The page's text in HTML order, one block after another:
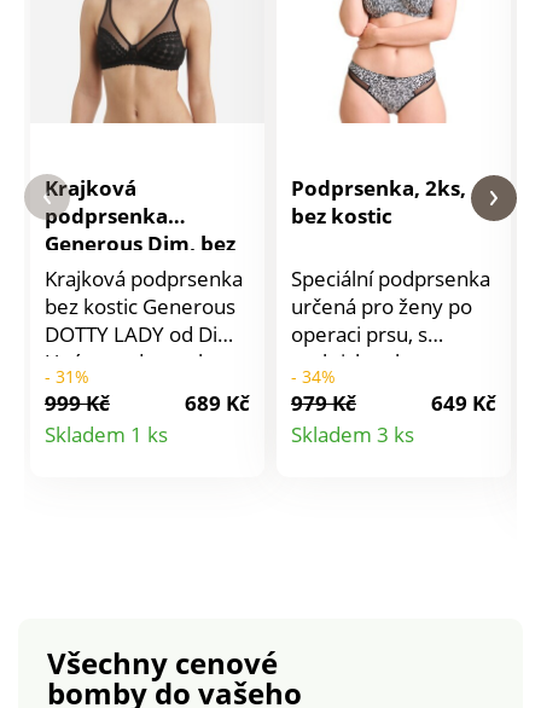
Krajková
podprsenka
Generous Dim, bez
kostic
Krajková podprsenka
bez kostic Generous
DOTTY LADY od Dim.
U této podprsenky
Generous od Dim
jsme si zamilovali
ultra smyslný
naprostou volností.
Tylové horní košíčky a
- 31%
999 Kč
689 Kč
Skladem 1 ks
Detail
Podprsenka, 2ks,
bez kostic
Speciální podprsenka
určená pro ženy po
operaci prsu, s
praktickou kapsou
pro vložení prsní
náhrady. Tvarované
košíčky z bavlněného
ramínka. Bez kostic.
- 34%
979 Kč
649 Kč
Skladem 3 ks
Detail
Všechny cenové
bombydo vašeho